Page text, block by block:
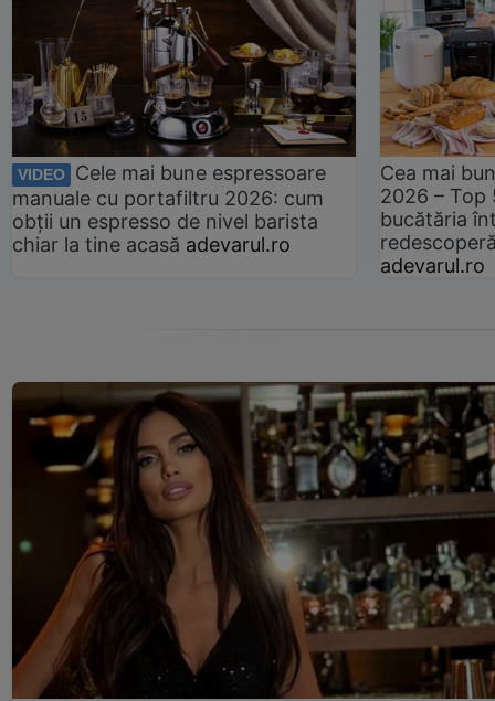
VIDEO
Cele mai bune espressoare
manuale cu portafiltru 2026: cum
obții un espresso de nivel barista
chiar la tine acasă adevarul.ro
Cea mai
2026 –
bucătăria
adevarul.ro